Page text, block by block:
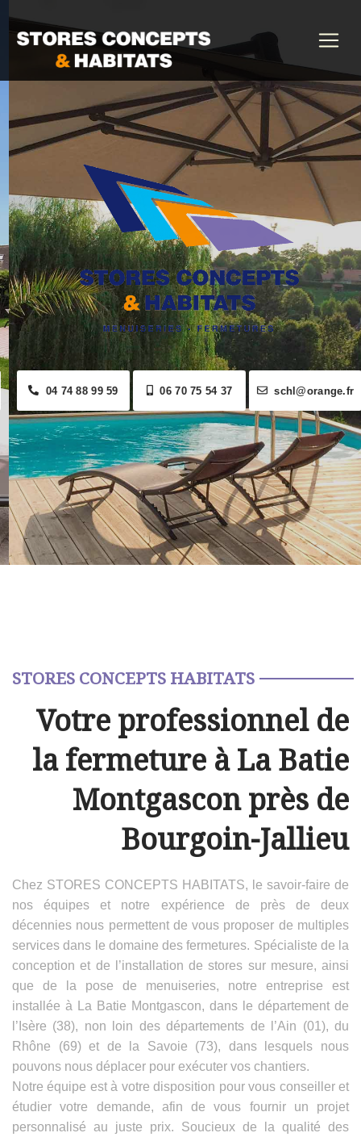
04 74 88 99 59 06 70 75 54 37 schl@orange.fr
STORES CONCEPTS HABITATS
Votre professionnel de
la fermeture à La Batie
Montgascon près de
Bourgoin-Jallieu
Chez STORES CONCEPTS HABITATS, le savoir-faire de
nos équipes et notre expérience de près de deux
décennies nous permettent de vous proposer de multiples
services dans le domaine des fermetures. Spécialiste de la
conception et de l’installation de stores sur mesure, ainsi
que de la pose de menuiseries, notre entreprise est
installée à La Batie Montgascon, dans le département de
l’Isère (38), non loin des départements de l’Ain (01), du
Rhône (69) et de la Savoie (73), dans lesquels nous
pouvons nous déplacer pour exécuter vos chantiers.
Notre équipe est à votre disposition pour vous conseiller et
étudier votre demande, afin de vous fournir un projet
personnalisé au juste prix. Soucieux de la qualité des